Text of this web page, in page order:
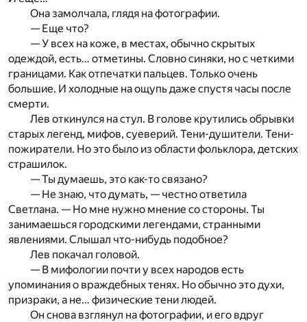
Она замолчала, глядя на фотографии.
— Еще что?
— У всех на коже, в местах, обычно скрытых
одеждой, есть… отметины. Словно синяки, но с четкими
границами. Как отпечатки пальцев. Только очень
большие. И холодные на ощупь даже спустя часы после
смерти.
Лев откинулся на стул. В голове крутились обрывки
старых легенд, мифов, суеверий. Тени-душители. Тени-
пожиратели. Но это было из области фольклора, детских
страшилок.
— Ты думаешь, это как-то связано?
— Не знаю, что думать, — честно ответила
Светлана. — Но мне нужно мнение со стороны. Ты
занимаешься городскими легендами, странными
явлениями. Слышал что-нибудь подобное?
Лев покачал головой.
— В мифологии почти у всех народов есть
упоминания о враждебных тенях. Но обычно это духи,
призраки, а не… физические тени людей.
Он снова взглянул на фотографии, и его вдруг